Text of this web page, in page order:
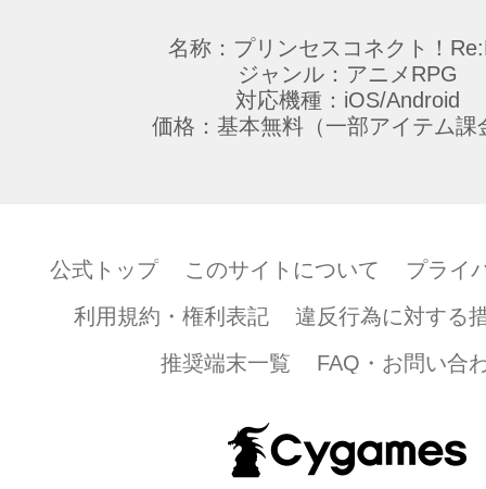
名称：プリンセスコネクト！
ジャンル：アニメRPG
対応機種：iOS/Android
価格：基本無料（一部アイテム課
公式トップ このサイトについて
プライ
利用規約・権利表記
違反行為に対する
推奨端末一覧
FAQ・お問い合